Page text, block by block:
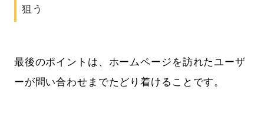
狙う
最後のポイントは、ホームページを訪れたユーザ
ーが問い合わせまでたどり着けることです。